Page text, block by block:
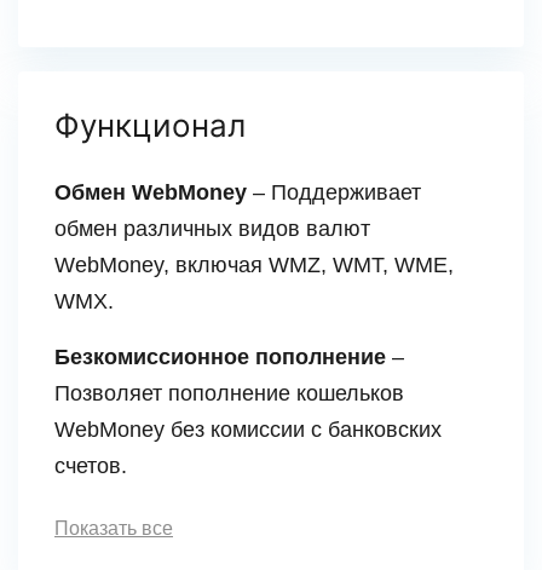
Функционал
Обмен WebMoney – Поддерживает
обмен различных видов валют
WebMoney, включая WMZ, WMT, WME,
WMX.
Безкомиссионное пополнение –
Позволяет пополнение кошельков
WebMoney без комиссии с банковских
счетов.
Показать все